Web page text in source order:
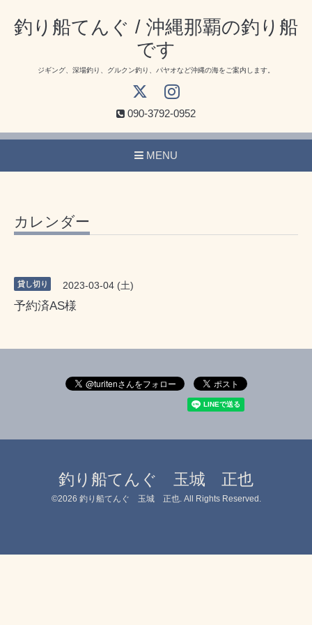
釣り船てんぐ / 沖縄那覇の釣り船
です
ジギング、深場釣り、グルクン釣り、パヤオなど沖縄の海をご案内します。
090-3792-0952
MENU
カレンダー
貸し切り 2023-03-04 (土)
予約済AS様
釣り船てんぐ 玉城 正也
©2026 釣り船てんぐ 玉城 正也. All Rights Reserved.